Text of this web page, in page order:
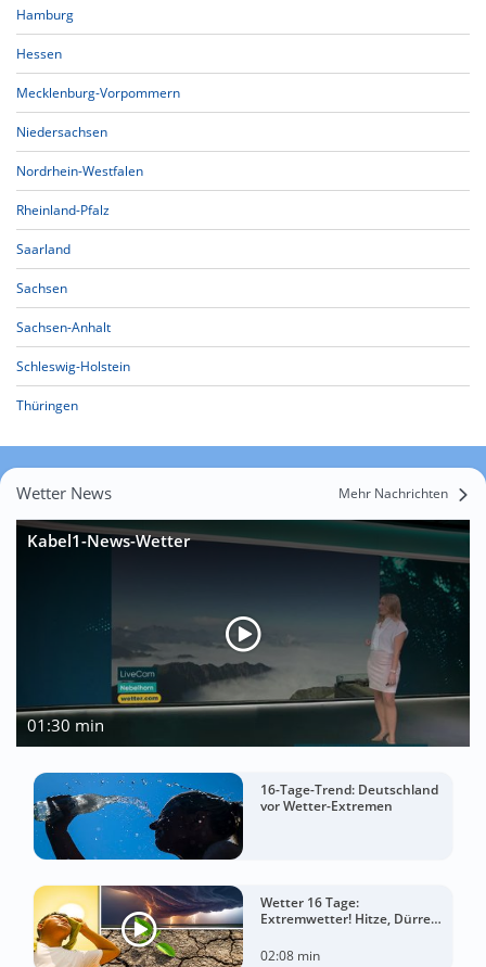
Hamburg
Hessen
Mecklenburg-Vorpommern
Niedersachsen
Nordrhein-Westfalen
Rheinland-Pfalz
Saarland
Sachsen
Sachsen-Anhalt
Schleswig-Holstein
Thüringen
Wetter News Mehr Nachrichten
Kabel1-News-Wetter
01:30 min
16-Tage-Trend: Deutschland
vor Wetter-Extremen
Wetter 16 Tage:
Extremwetter! Hitze, Dürre
02:08 min